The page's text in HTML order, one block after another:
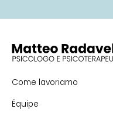
Come lavoriamo
Équipe